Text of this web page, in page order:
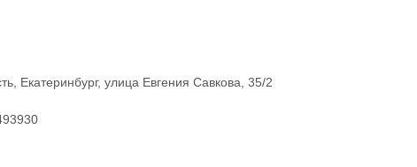
Екатеринбург, улица Евгения Савкова, 35/2